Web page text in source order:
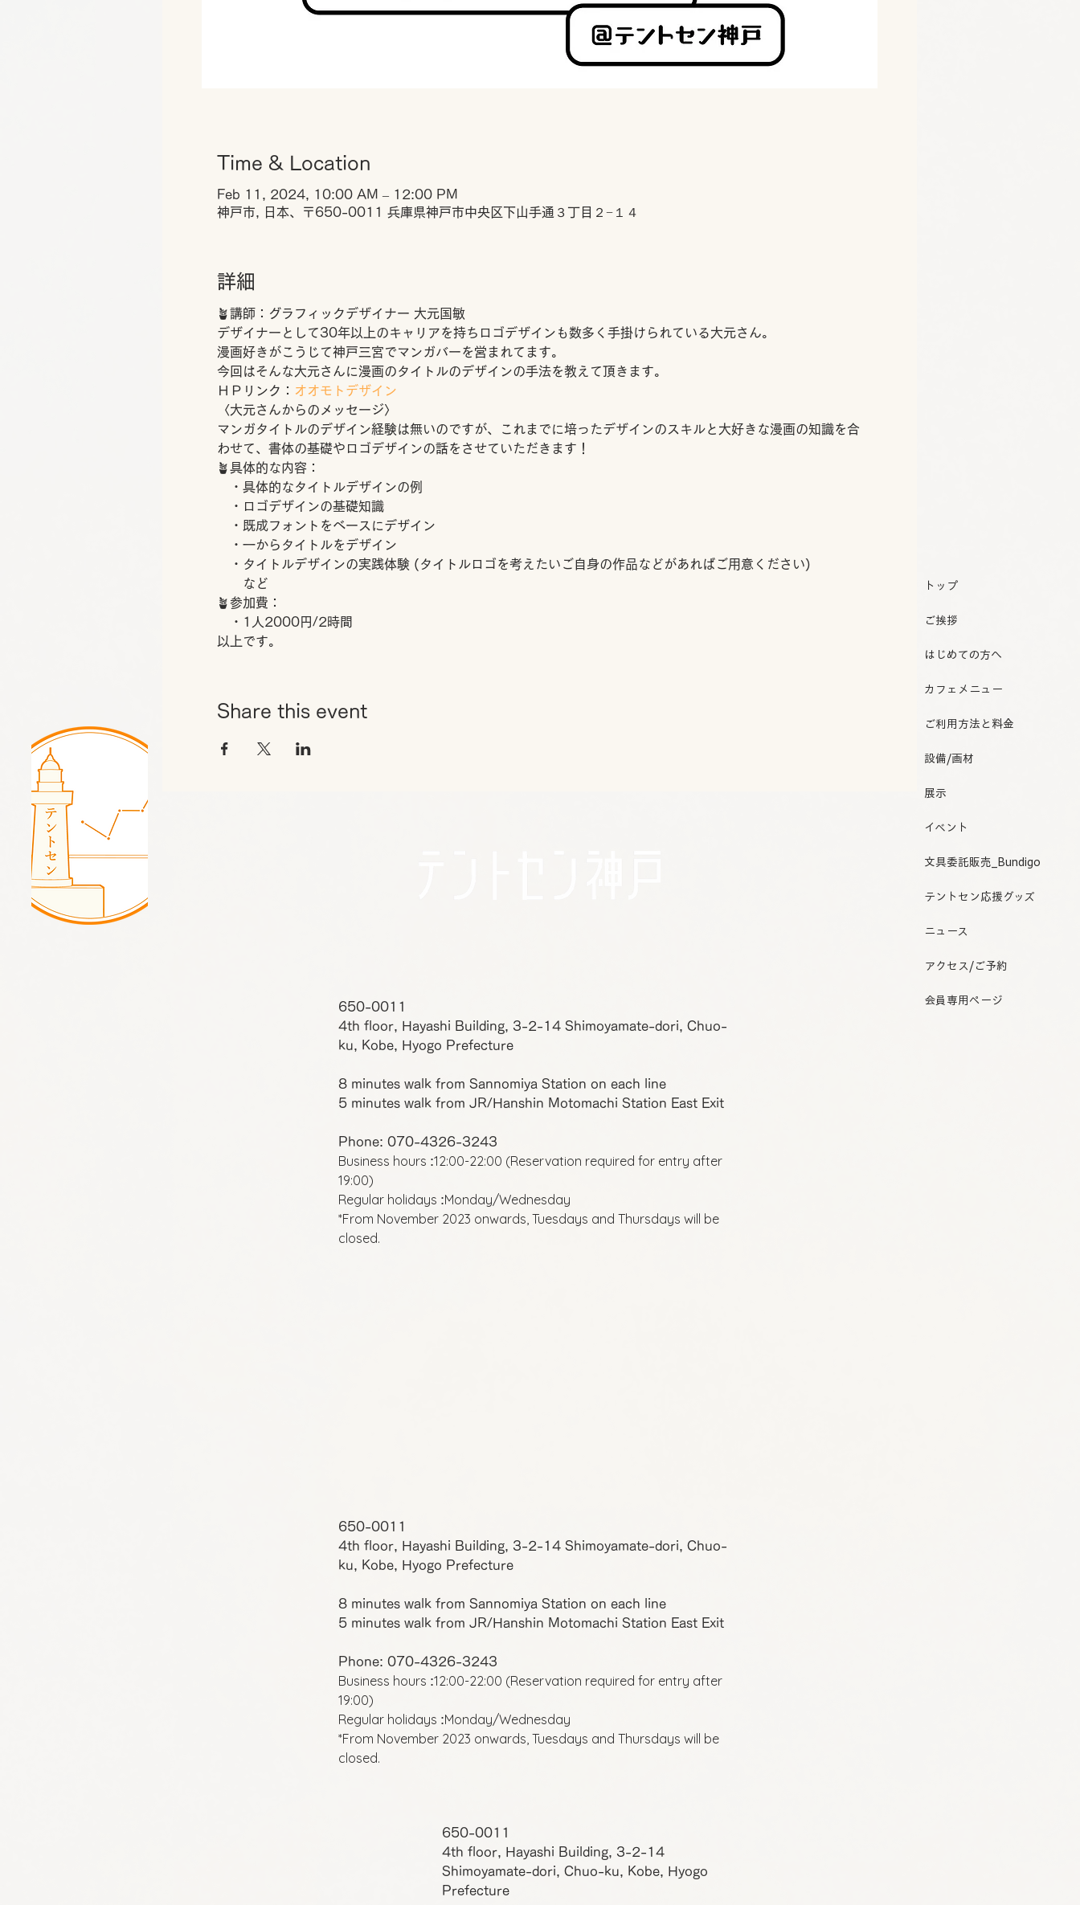
トップ
ご挨拶
はじめての方へ
カフェメニュー
ご利用方法と料金
設備/画材
展示
イベント
文具委託販売_Bundigo
テントセン応援グッズ
ニュース
アクセス/ご予約
会員専用ページ
Time & Location
Feb 11, 2024, 10:00 AM – 12:00 PM
神戸市, 日本、〒650-0011 兵庫県神戸市中央区下山手通３丁目２−１４
詳細
🪴講師：グラフィックデザイナー 大元国敏
デザイナーとして30年以上のキャリアを持ちロゴデザインも数多く手掛けられている大元さん。
漫画好きがこうじて神戸三宮でマンガバーを営まれてます。
今回はそんな大元さんに漫画のタイトルのデザインの手法を教えて頂きます。
ＨＰリンク： オオモトデザイン
〈大元さんからのメッセージ〉
マンガタイトルのデザイン経験は無いのですが、これまでに培ったデザインのスキルと大好きな漫画の知識を合
わせて、書体の基礎やロゴデザインの話をさせていただきます！
🪴具体的な内容：
・具体的なタイトルデザインの例
・ロゴデザインの基礎知識
・既成フォントをベースにデザイン
・一からタイトルをデザイン
・タイトルデザインの実践体験 (タイトルロゴを考えたいご自身の作品などがあればご用意ください)
など
🪴参加費：
・1人2000円/2時間
以上です。
Share this event
650-0011
4th floor, Hayashi Building, 3-2-14 Shimoyamate-dori, Chuo-
ku, Kobe, Hyogo Prefecture
8 minutes walk from Sannomiya Station on each line
5 minutes walk from JR/Hanshin Motomachi Station East Exit
Phone: 070-4326-3243
Business hours :12:00-22:00 (Reservation required for entry after
19:00)
Regular holidays :Monday/Wednesday
*From November 2023 onwards, Tuesdays and Thursdays will be
closed.
650-0011
4th floor, Hayashi Building, 3-2-14 Shimoyamate-dori, Chuo-
ku, Kobe, Hyogo Prefecture
8 minutes walk from Sannomiya Station on each line
5 minutes walk from JR/Hanshin Motomachi Station East Exit
Phone: 070-4326-3243
Business hours :12:00-22:00 (Reservation required for entry after
19:00)
Regular holidays :Monday/Wednesday
*From November 2023 onwards, Tuesdays and Thursdays will be
closed.
650-0011
4th floor, Hayashi Building, 3-2-14
Shimoyamate-dori, Chuo-ku, Kobe, Hyogo
Prefecture